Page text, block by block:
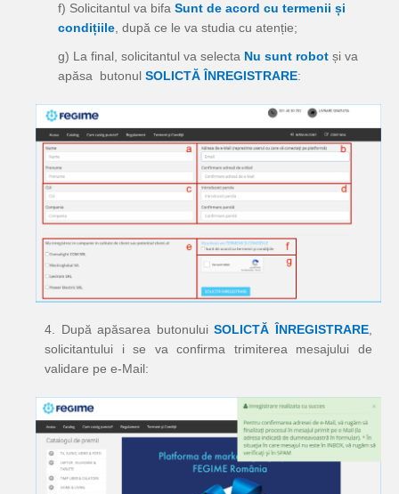
f) Solicitantul va bifa Sunt de acord cu termenii și
condițiile , după ce le va studia cu atenție;
g) La final, solicitantul va selecta Nu sunt robot și va
apăsa butonul SOLICTĂ ÎNREGISTRARE:
4. După apăsarea butonuluiSOLICTĂ ÎNREGISTRARE
solicitantului i se va confirma trimiterea mesajului de
validare pe e-Mail: